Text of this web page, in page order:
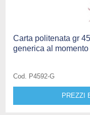
Carta politenata gr
generica al
Cod. P4592-G
PREZZI